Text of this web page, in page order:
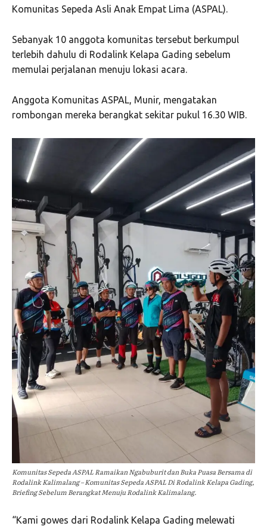
Komunitas Sepeda Asli Anak Empat Lima (ASPAL).
Sebanyak 10 anggota komunitas tersebut berkumpul
terlebih dahulu di Rodalink Kelapa Gading sebelum
memulai perjalanan menuju lokasi acara.
Anggota Komunitas ASPAL, Munir, mengatakan
rombongan mereka berangkat sekitar pukul 16.30 WIB.
Komunitas Sepeda ASPAL Ramaikan Ngabuburit dan Buka Puasa Bersama di
Rodalink Kalimalang – Komunitas Sepeda ASPAL Di Rodalink Kelapa Gading,
Briefing Sebelum Berangkat Menuju Rodalink Kalimalang.
“Kami gowes dari Rodalink Kelapa Gading melewati